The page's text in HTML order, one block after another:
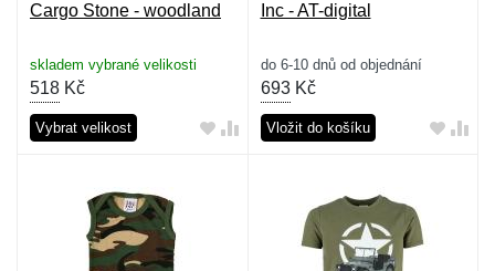
Cargo Stone - woodland
skladem vybrané velikosti
518 Kč
Vybrat velikost
Inc - AT-digital
do 6-10 dnů od objednání
693Kč
Vložit do košíku